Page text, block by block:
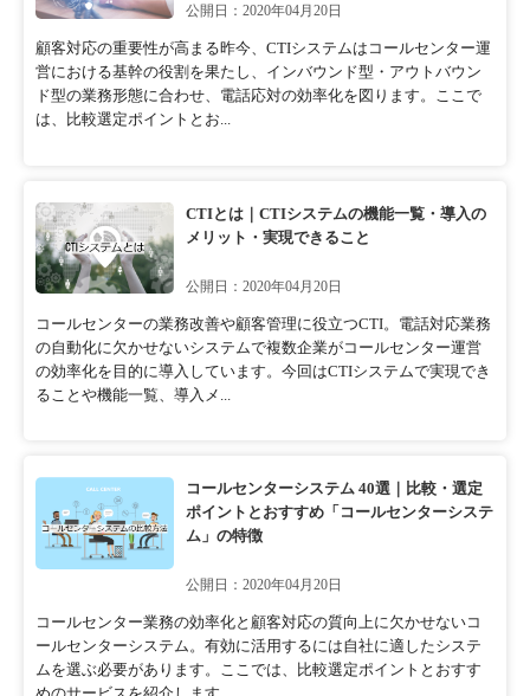
公開日：2020年04月20日
顧客対応の重要性が高まる昨今、CTIシステムはコールセンター運
営における基幹の役割を果たし、インバウンド型・アウトバウン
ド型の業務形態に合わせ、電話応対の効率化を図ります。ここで
は、比較選定ポイントとお...
CTIとは｜CTIシステムの機能一覧・導入の
メリット・実現できること
公開日：2020年04月20日
コールセンターの業務改善や顧客管理に役立つCTI。電話対応業務
の自動化に欠かせないシステムで複数企業がコールセンター運営
の効率化を目的に導入しています。今回はCTIシステムで実現でき
ることや機能一覧、導入メ...
コールセンターシステム 40選｜比較・選定
ポイントとおすすめ「コールセンターシステ
ム」の特徴
公開日：2020年04月20日
コールセンター業務の効率化と顧客対応の質向上に欠かせないコ
ールセンターシステム。有効に活用するには自社に適したシステ
ムを選ぶ必要があります。ここでは、比較選定ポイントとおすす